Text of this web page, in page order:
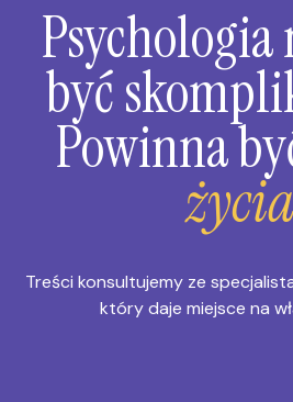
być
Powinna
Treści konsultujemy ze
który daje miejsce na